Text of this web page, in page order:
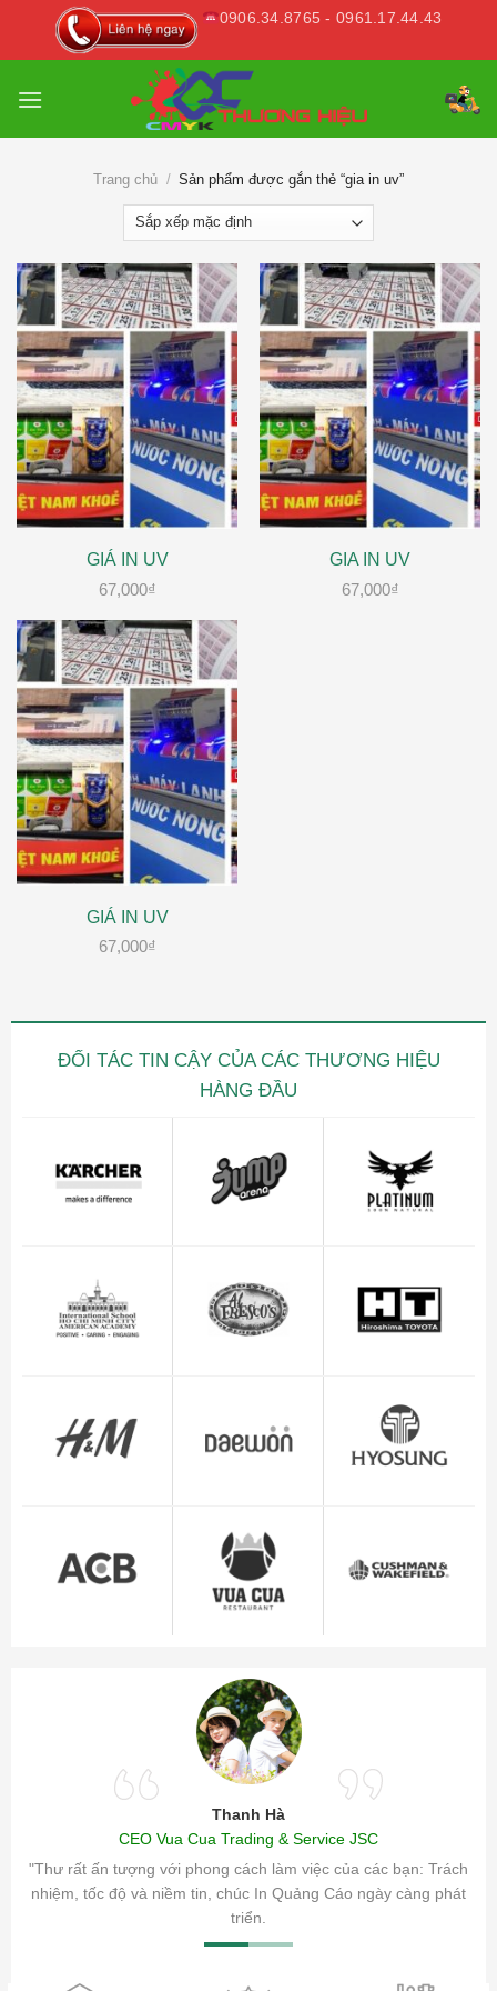
0906.34.8765 - 0961.17.44.43
Trang chủ / Sản phẩm được gắn thẻ “gia in uv”
GIÁ IN UV
67,000₫
GIA IN UV
67,000₫
GIÁ IN UV
67,000₫
ĐỐI TÁC TIN CẬY CỦA CÁC THƯƠNG HIỆU
HÀNG ĐẦU
Thanh Hà
CEO Vua Cua Trading & Service JSC
"Thư rất ấn tượng với phong cách làm việc của các bạn: Trách
nhiệm, tốc độ và niềm tin, chúc In Quảng Cáo ngày càng phát
triển.
sóc